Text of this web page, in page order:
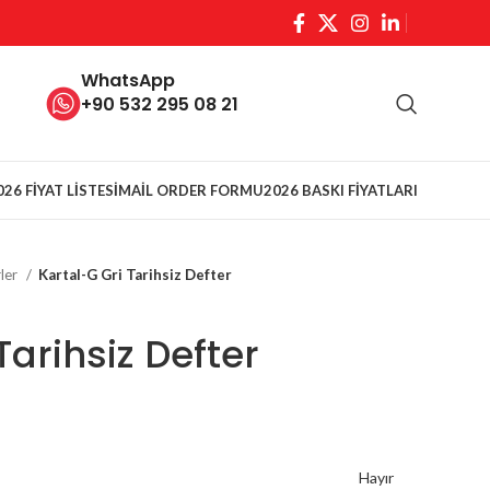
WhatsApp
+90 532 295 08 21
FİYAT LİSTESİMAİL ORDER FORMU2026 BASKI FİYATLARI
Kartal-G Gri Tarihsiz Defter
Defter
Hayır